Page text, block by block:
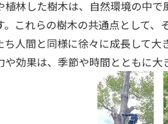
植林した樹木は、自然環境の中
これらの樹木の共通点として、
人間と同様に徐々に成長して
効果は、季節や時間とともに大